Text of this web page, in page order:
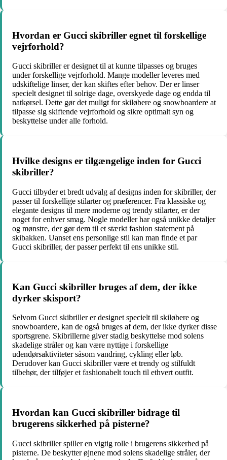
Hvordan er Gucci skibriller egnet til forskellige
vejrforhold?
Gucci skibriller er designet til at kunne tilpasses og bruges
under forskellige vejrforhold. Mange modeller leveres med
udskiftelige linser, der kan skiftes efter behov. Der er linser
specielt designet til solrige dage, overskyede dage og endda til
natkørsel. Dette gør det muligt for skiløbere og snowboardere at
tilpasse sig skiftende vejrforhold og sikre optimalt syn og
beskyttelse under alle forhold.
Hvilke designs er tilgængelige inden for Gucci
skibriller?
Gucci tilbyder et bredt udvalg af designs inden for skibriller, der
passer til forskellige stilarter og præferencer. Fra klassiske og
elegante designs til mere moderne og trendy stilarter, er der
noget for enhver smag. Nogle modeller har også unikke detaljer
og mønstre, der gør dem til et stærkt fashion statement på
skibakken. Uanset ens personlige stil kan man finde et par
Gucci skibriller, der passer perfekt til ens unikke stil.
Kan Gucci skibriller bruges af dem, der ikke
dyrker skisport?
Selvom Gucci skibriller er designet specielt til skiløbere og
snowboardere, kan de også bruges af dem, der ikke dyrker disse
sportsgrene. Skibrillerne giver stadig beskyttelse mod solens
skadelige stråler og kan være nyttige i forskellige
udendørsaktiviteter såsom vandring, cykling eller løb.
Derudover kan Gucci skibriller være et trendy og stilfuldt
tilbehør, der tilføjer et fashionabelt touch til ethvert outfit.
Hvordan kan Gucci skibriller bidrage til
brugerens sikkerhed på pisterne?
Gucci skibriller spiller en vigtig rolle i brugerens sikkerhed på
pisterne. De beskytter øjnene mod solens skadelige stråler, der